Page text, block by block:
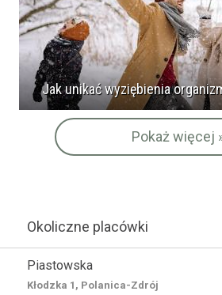
Jak unikać wyziębienia
Pokaż więcej
Okoliczne placówki
Piastowska
Kłodzka 1, Polanica-Zdrój